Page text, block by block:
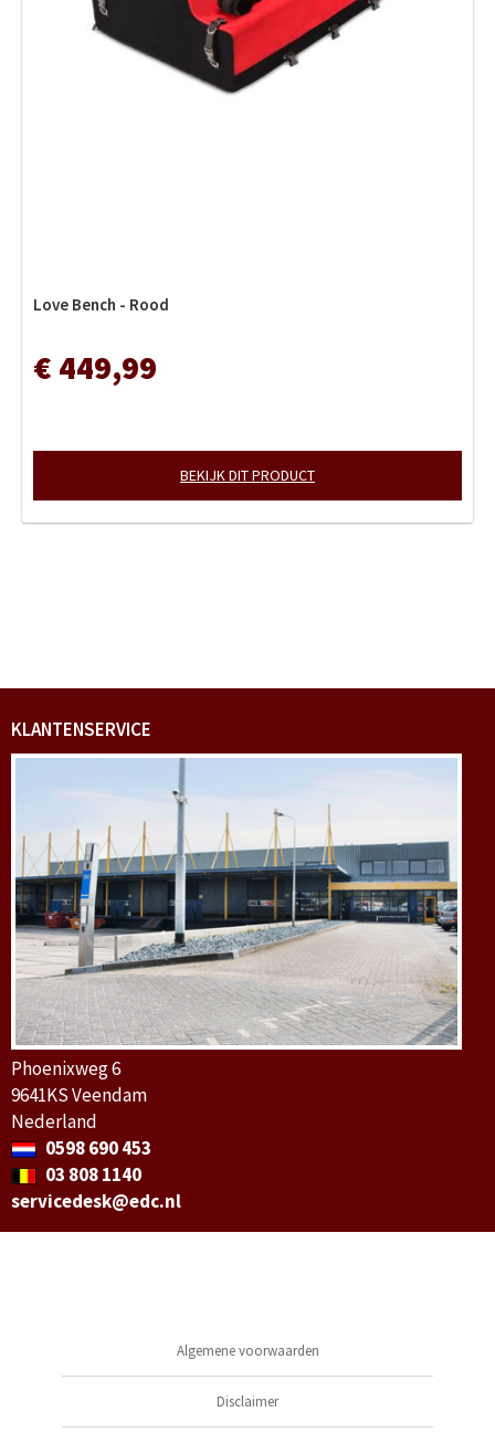
Love Bench - Rood
€ 449,99
BEKIJK DIT PRODUCT
KLANTENSERVICE
Phoenixweg 6
9641KS Veendam
Nederland
0598 690 453
03 808 1140
servicedesk@edc.nl
Algemene voorwaarden
Disclaimer